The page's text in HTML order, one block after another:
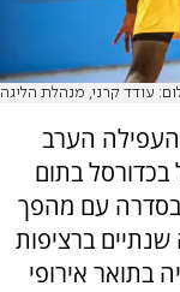
עודד קרני, מנהלת הליגה
העפילה הערב
בכדורסל בתום
דרמה גדולה ואחרי שמחקה פיגור 0:1 בסדרה עם מהפך
שנתיים ברציפות
בתואר אירופי